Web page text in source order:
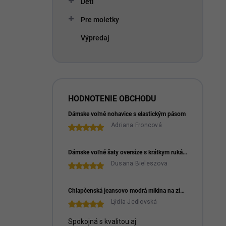
Pre moletky
Výpredaj
HODNOTENIE OBCHODU
Dámske voľné nohavice s elastickým pásom
Adriana Froncová
Dámske voľné šaty oversize s krátkym rukávom a náhrdelníkom
Dusana Bieleszova
Chlapčenská jeansovo modrá mikina na zips NICOL
Lýdia Jedlovská
Spokojná s kvalitou aj